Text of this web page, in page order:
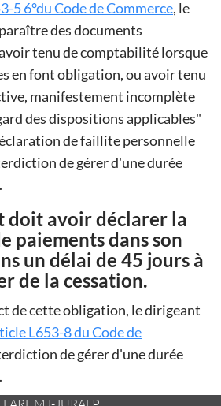
5 6°du Code de Commerce, le
des documents
tenu de comptabilité lorsque
en font obligation, ou avoir tenu
manifestement incomplète
des dispositions applicables
de faillite personnelle
de gérer d'une durée
doit avoir déclarer la
paiements dans son
un délai de 45 jours à
de la cessation.
de cette obligation, le dirigeant
L653-8 du Code de
de gérer d'une durée